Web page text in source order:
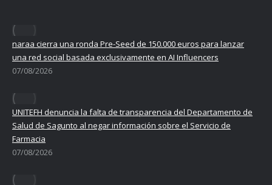
naraa cierra una ronda Pre-Seed de 150.000 euros para lanzar
una red social basada exclusivamente en AI Influencers
07/08/2026
UNITEFH denuncia la falta de transparencia del Departamento de
Salud de Sagunto al negar información sobre el Servicio de
Farmacia
07/08/2026